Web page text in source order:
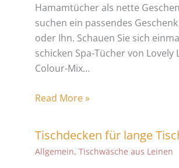
Hamamtücher als nette
suchen ein passendes
oder Ihn. Schauen Sie sich
schicken Spa-Tücher von Lovely
Colour-Mix…
Read More »
Tischdecken für lange
Allgemein, Tischwäsche aus Leinen